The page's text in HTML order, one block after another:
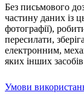
Без письмового
частину даних із
фотографії),
пересилати,
електронним,
яких інших
Умови